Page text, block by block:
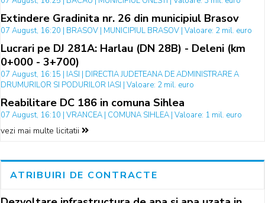
Extindere Gradinita nr. 26 din municipiul Brasov
07 August, 16:20 | BRASOV | MUNICIPIUL BRASOV | Valoare: 2 mil. euro
Lucrari pe DJ 281A: Harlau (DN 28B) - Deleni (km
0+000 - 3+700)
07 August, 16:15 | IASI | DIRECTIA JUDETEANA DE ADMINISTRARE A
DRUMURILOR SI PODURILOR IASI | Valoare: 2 mil. euro
Reabilitare DC 186 in comuna Sihlea
07 August, 16:10 | VRANCEA | COMUNA SIHLEA | Valoare: 1 mil. euro
vezi mai multe licitatii
ATRIBUIRI DE CONTRACTE